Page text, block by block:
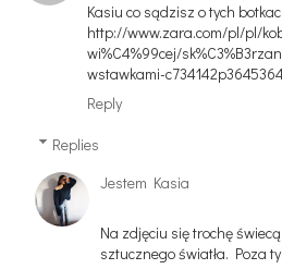
Kasiu co sądzisz o tych
http://www.zara.com/pl/pl/
wi%C4%99cej/
wstawkami-
Reply
Replies
Jestem Kasia
Na zdjęciu się trochę
sztucznego światła. Poza